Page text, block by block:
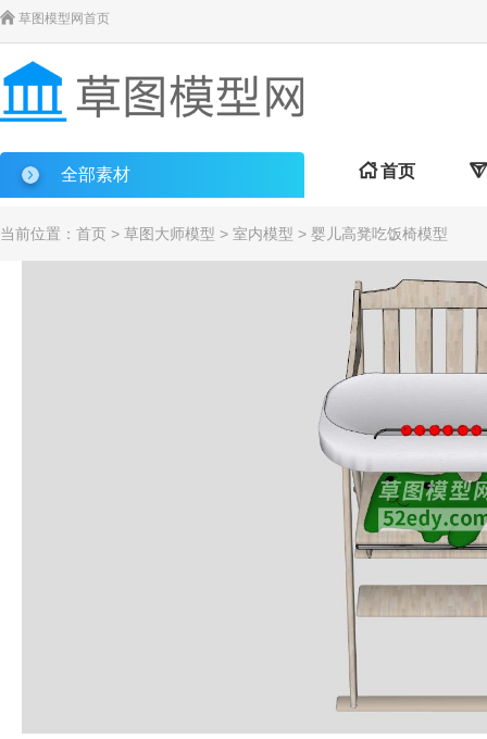
 草图模型网首页
全部素材 首页 
当前位置： 首页 > 草图大师模型 > 室内模型 > 婴儿高凳吃饭椅模型